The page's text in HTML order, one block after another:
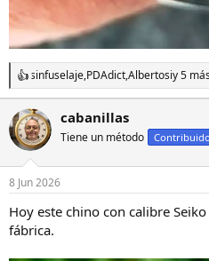
R
e
a
c
c
i
o
n
e
s
:
sinfuselaje,PDAdict,Albertosiy 5 más
cabanillas
Tiene un método
8 Jun 2026
Hoy este chino con calibre
fábrica.